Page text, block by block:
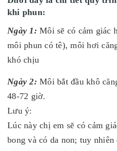
khi phun:
Ngày 1: Môi sẽ có cảm giác
môi phun có tê), môi hơi
khó chịu
Ngày 2: Môi bắt đầu khô
48-72 giờ.
Lưu ý:
Lúc này chị em sẽ có cảm
bong và có da non; tuy